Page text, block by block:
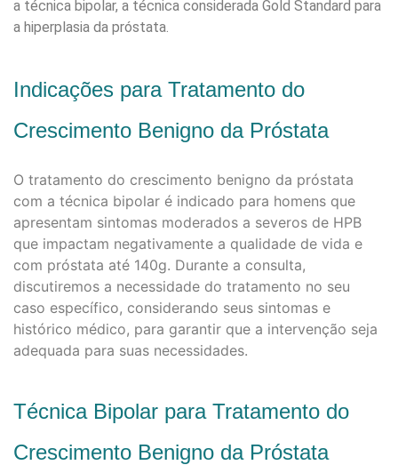
a técnica bipolar, a técnica considerada Gold Standard para
a hiperplasia da próstata.
Indicações para Tratamento do
Crescimento Benigno da Próstata
O tratamento do crescimento benigno da próstata
com a técnica bipolar é indicado para homens que
apresentam sintomas moderados a severos de HPB
que impactam negativamente a qualidade de vida e
com próstata até 140g. Durante a consulta,
discutiremos a necessidade do tratamento no seu
caso específico, considerando seus sintomas e
histórico médico, para garantir que a intervenção seja
adequada para suas necessidades.
Técnica Bipolar para Tratamento do
Crescimento Benigno da Próstata